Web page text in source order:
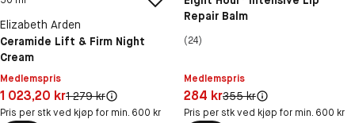
Elizabeth Arden
Ceramide Lift & Firm Night
Cream
Medlemspris
Pris: 1 023,20 kr
1 023,20 krOriginal pris:
1 279 kr
Pris per stk ved kjøp for min. 600 kr
Repair Balm
(24)
Medlemspris
Pris: 284 kr
284 krOriginal pris:
355 kr
Pris per stk ved kjøp for min. 600 kr